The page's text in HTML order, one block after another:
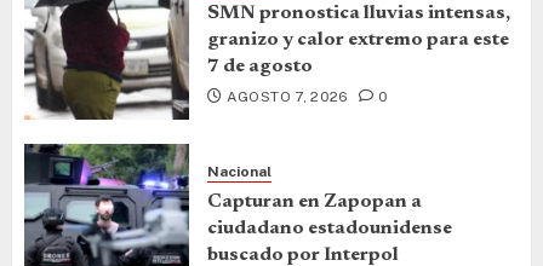
SMN pronostica lluvias intensas,
granizo y calor extremo para este
7 de agosto
AGOSTO 7, 2026 0
Nacional
Capturan en Zapopan a
ciudadano estadounidense
buscado por Interpol